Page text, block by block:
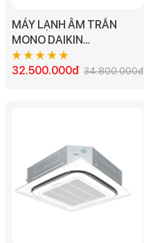
MÁY LẠNH ÂM TRẦN
MONO DAIKIN
FCNQ26MV1/RNQ26MV1
- 3.0HP
32.500.000đ 34.800.000đ